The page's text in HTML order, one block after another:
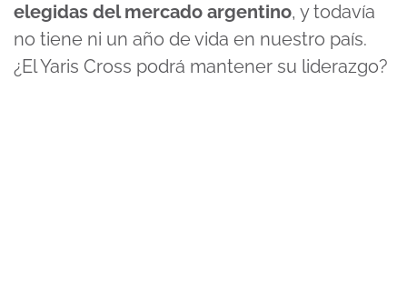
elegidas del mercado argentino, y todavía
no tiene ni un año de vida en nuestro país.
¿El Yaris Cross podrá mantener su liderazgo?